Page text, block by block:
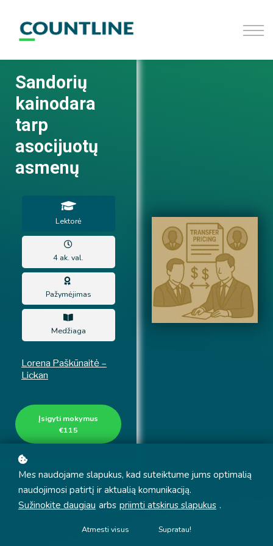
Sandorių
kainodara
tarp
asocijuotų
asmenų
Lektorė
4 ak. val.
Pažymėjimas
Medžiaga
Lorena Paškūnaitė –
Lickan
Įsigyti mokymus
€115
Mes naudojame slapukus, kad suteiktume jums optimalią
naudojimosi patirtį ir aktualią komunikaciją.
Sužinokite daugiau arbs priimti atskirus slapukus .
Atmesti visus Supratau!